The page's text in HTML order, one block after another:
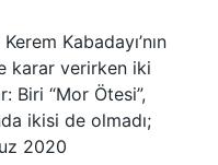
Kabadayı’nın
karar verirken iki
Biri “Mor Ötesi”,
ikisi de olmadı;
2020